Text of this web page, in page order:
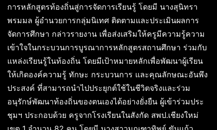
การหลักสูตรท้องถิ่นสู่การจัดการเรียนรู้ โดยมี นางสุนิทรา
พรมมล ผู้อำนวยการกลุ่มนิเทศ ติดตามและประเมินผลการ
จัดการศึกษา กล่าวรายงาน เพื่อส่งเสริมให้ครูมีความรู้ความ
เข้าใจในกระบวนการบูรณาการหลักสูตรสถานศึกษา ร่วมกับ
แหล่งเรียนรู้ในท้องถิ่น โดยมีเป้าหมายหลักเพื่อพัฒนาผู้เรียน
ให้เกิดองค์ความรู้ ทักษะ กระบวนการ และคุณลักษณะอันพึง
ประสงค์ ที่สามารถนำไปประยุกต์ใช้ในชีวิตจริงและร่วม
อนุรักษ์พัฒนาท้องถิ่นของตนเองได้อย่างยั่งยืน ผู้เข้าร่วมประ
ชุมฯ ประกอบด้วย ครูจากโรงเรียนในสังกัด สพป.เชียงใหม่